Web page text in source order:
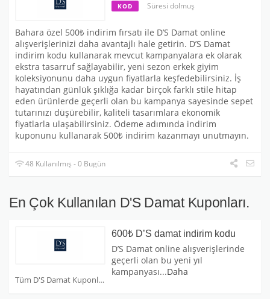
KOD Süresi dolmuş
Bahara özel 500₺ indirim fırsatı ile D’S Damat online
alışverişlerinizi daha avantajlı hale getirin. D’S Damat
indirim kodu kullanarak mevcut kampanyalara ek olarak
ekstra tasarruf sağlayabilir, yeni sezon erkek giyim
koleksiyonunu daha uygun fiyatlarla keşfedebilirsiniz. İş
hayatından günlük şıklığa kadar birçok farklı stile hitap
eden ürünlerde geçerli olan bu kampanya sayesinde sepet
tutarınızı düşürebilir, kaliteli tasarımlara ekonomik
fiyatlarla ulaşabilirsiniz. Ödeme adımında indirim
kuponunu kullanarak 500₺ indirim kazanmayı unutmayın.
48 Kullanılmış - 0 Bugün
En Çok Kullanılan D'S Damat Kuponları.
Tüm D'S Damat Kuponları
600₺ D’S damat indirim kodu
D’S Damat online alışverişlerinde
geçerli olan bu yeni yıl
kampanyası...Daha